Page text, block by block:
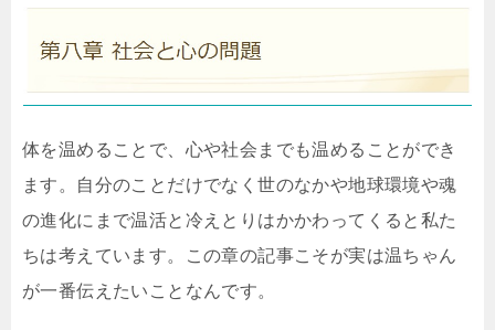
体を温めることで、心や社会までも温めることができ
ます。自分のことだけでなく世のなかや地球環境や魂
の進化にまで温活と冷えとりはかかわってくると私た
ちは考えています。この章の記事こそが実は温ちゃん
が一番伝えたいことなんです。